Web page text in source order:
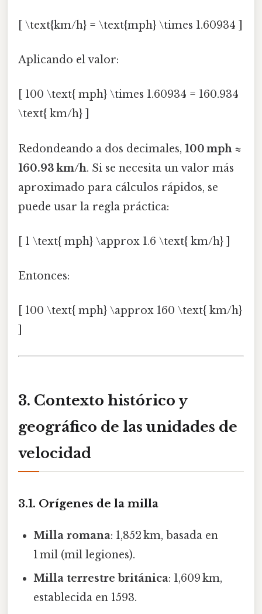
[ \text{km/h} = \text{mph} \times 1.60934 ]
Aplicando el valor:
[ 100 \text{ mph} \times 1.60934 = 160.934
\text{ km/h} ]
Redondeando a dos decimales, 100 mph ≈
160.93 km/h. Si se necesita un valor más
aproximado para cálculos rápidos, se
puede usar la regla práctica:
[ 1 \text{ mph} \approx 1.6 \text{ km/h} ]
Entonces:
[ 100 \text{ mph} \approx 160 \text{ km/h}
3. Contexto histórico y
geográfico de las unidades de
velocidad
3.1. Orígenes de la milla
Milla romana: 1,852 km, basada en
1 mil (mil legiones).
Milla terrestre británica: 1,609 km,
establecida en 1593.